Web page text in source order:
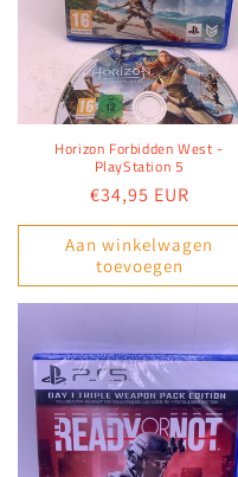
Horizon Forbidden West -
PlayStation 5
Normale
prijs
€34,95 EUR
Aan winkelwagen
toevoegen